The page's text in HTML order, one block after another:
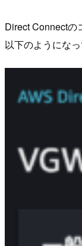
Direct Connectの
以下のようになっ